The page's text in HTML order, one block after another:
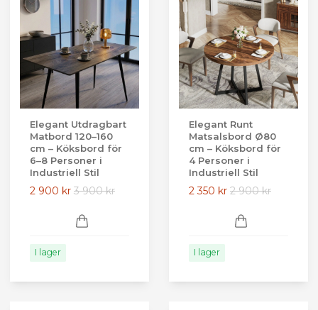
Elegant Utdragbart
Matbord 120–160
cm – Köksbord för
6–8 Personer i
Industriell Stil
2 900 kr 3 900 kr
I lager
Elegant Runt
Matsalsbord Ø80
cm – Köksbord för
4 Personer i
Industriell Stil
2 350 kr 2 900 kr
I lager